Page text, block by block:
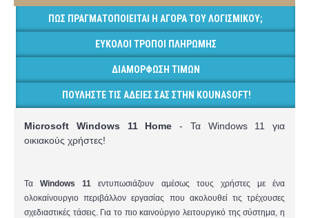
ΠΏΣ ΠΡΑΓΜΑΤΟΠΟΙΕΊΤΑΙ Η ΑΓΟΡΆ ΤΟΥ ΛΟΓΙΣΜΙΚΟΎ;
ΕΎΚΟΛΟΙ ΤΡΌΠΟΙ ΠΛΗΡΩΜΉΣ
ΔΙΑΜΌΡΦΩΣΗ ΤΙΜΏΝ
ΠΟΥΛΉΣΤΕ ΤΙΣ ΆΔΕΙΈΣ ΣΑΣ ΣΤΗΝ KOUNASOFT!
Microsoft Windows 11 Home - Τα Windows 11 για
οικιακούς χρήστες!
ΤαWindows 11 εντυπωσιάζουν αμέσως τους χρήστες με ένα
ολοκαίνουργιο περιβάλλον εργασίας που ακολουθεί τις τρέχουσες
σχεδιαστικές τάσεις. Για το πιο καινούργιο λειτουργικό της σύστημα, η